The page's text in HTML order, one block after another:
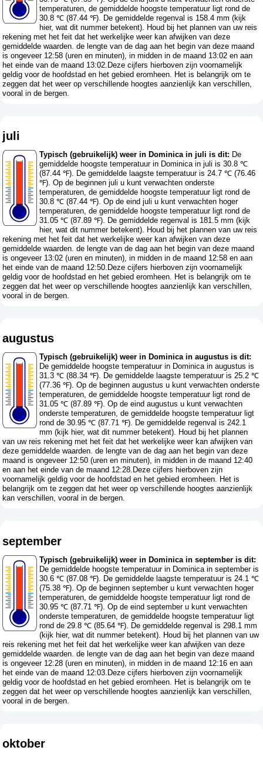
temperaturen, de gemiddelde hoogste temperatuur ligt rond de
30.8 ℃ (87.44 ℉). De gemiddelde regenval is 158.4 mm (kijk
hier, wat dit nummer betekent). Houd bij het plannen van uw reis
rekening met het feit dat het werkelijke weer kan afwijken van deze
gemiddelde waarden. de lengte van de dag aan het begin van deze maand
is ongeveer 12:58 (uren en minuten), in midden in de maand 13:02 en aan
het einde van de maand 13:02.Deze cijfers hierboven zijn voornamelijk
geldig voor de hoofdstad en het gebied eromheen. Het is belangrijk om te
zeggen dat het weer op verschillende hoogtes aanzienlijk kan verschillen,
vooral in de bergen.
juli
Typisch (gebruikelijk) weer in Dominica in juli is dit: De
gemiddelde hoogste temperatuur in Dominica in juli is 30.8 ℃
(87.44 ℉). De gemiddelde laagste temperatuur is 24.7 ℃ (76.46
℉). Op de beginnen juli u kunt verwachten onderste
temperaturen, de gemiddelde hoogste temperatuur ligt rond de
30.8 ℃ (87.44 ℉). Op de eind juli u kunt verwachten hoger
temperaturen, de gemiddelde hoogste temperatuur ligt rond de
31.05 ℃ (87.89 ℉). De gemiddelde regenval is 181.5 mm (kijk
hier, wat dit nummer betekent). Houd bij het plannen van uw reis
rekening met het feit dat het werkelijke weer kan afwijken van deze
gemiddelde waarden. de lengte van de dag aan het begin van deze maand
is ongeveer 13:02 (uren en minuten), in midden in de maand 12:58 en aan
het einde van de maand 12:50.Deze cijfers hierboven zijn voornamelijk
geldig voor de hoofdstad en het gebied eromheen. Het is belangrijk om te
zeggen dat het weer op verschillende hoogtes aanzienlijk kan verschillen,
vooral in de bergen.
augustus
Typisch (gebruikelijk) weer in Dominica in augustus is dit:
De gemiddelde hoogste temperatuur in Dominica in augustus is
31.3 ℃ (88.34 ℉). De gemiddelde laagste temperatuur is 25.2 ℃
(77.36 ℉). Op de beginnen augustus u kunt verwachten onderste
temperaturen, de gemiddelde hoogste temperatuur ligt rond de
31.05 ℃ (87.89 ℉). Op de eind augustus u kunt verwachten
onderste temperaturen, de gemiddelde hoogste temperatuur ligt
rond de 30.95 ℃ (87.71 ℉). De gemiddelde regenval is 242.1
mm (kijk hier, wat dit nummer betekent). Houd bij het plannen
van uw reis rekening met het feit dat het werkelijke weer kan afwijken van
deze gemiddelde waarden. de lengte van de dag aan het begin van deze
maand is ongeveer 12:50 (uren en minuten), in midden in de maand 12:40
en aan het einde van de maand 12:28.Deze cijfers hierboven zijn
voornamelijk geldig voor de hoofdstad en het gebied eromheen. Het is
belangrijk om te zeggen dat het weer op verschillende hoogtes aanzienlijk
kan verschillen, vooral in de bergen.
september
Typisch (gebruikelijk) weer in Dominica in september is dit:
De gemiddelde hoogste temperatuur in Dominica in september is
30.6 ℃ (87.08 ℉). De gemiddelde laagste temperatuur is 24.1 ℃
(75.38 ℉). Op de beginnen september u kunt verwachten hoger
temperaturen, de gemiddelde hoogste temperatuur ligt rond de
30.95 ℃ (87.71 ℉). Op de eind september u kunt verwachten
onderste temperaturen, de gemiddelde hoogste temperatuur ligt
rond de 29.8 ℃ (85.64 ℉). De gemiddelde regenval is 298.1 mm
(kijk hier, wat dit nummer betekent). Houd bij het plannen van uw
reis rekening met het feit dat het werkelijke weer kan afwijken van deze
gemiddelde waarden. de lengte van de dag aan het begin van deze maand
is ongeveer 12:28 (uren en minuten), in midden in de maand 12:16 en aan
het einde van de maand 12:03.Deze cijfers hierboven zijn voornamelijk
geldig voor de hoofdstad en het gebied eromheen. Het is belangrijk om te
zeggen dat het weer op verschillende hoogtes aanzienlijk kan verschillen,
vooral in de bergen.
oktober